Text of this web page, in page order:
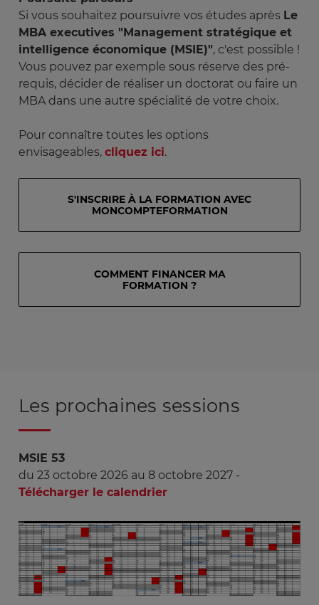
Si vous souhaitez poursuivre vos études après Le
MBA executives "Management stratégique et
intelligence économique (MSIE)", c'est possible !
Vous pouvez par exemple sous réserve des pré-
requis, décider de réaliser un doctorat ou faire un
MBA dans une autre spécialité de votre choix.
Pour connaître toutes les options
envisageables, cliquez ici.
S'INSCRIRE À LA FORMATION AVEC
MONCOMPTEFORMATION
COMMENT FINANCER MA
FORMATION ?
Les prochaines sessions
MSIE 53
du 23 octobre 2026 au 8 octobre 2027 -
Télécharger le calendrier
Image